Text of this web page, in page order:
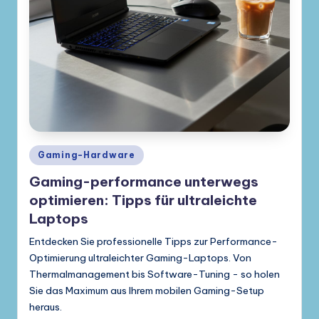
Posted
in
Gaming-Hardware
Gaming-performance unterwegs
optimieren: Tipps für ultraleichte
Laptops
Entdecken Sie professionelle Tipps zur Performance-
Optimierung ultraleichter Gaming-Laptops. Von
Thermalmanagement bis Software-Tuning - so holen
Sie das Maximum aus Ihrem mobilen Gaming-Setup
heraus.